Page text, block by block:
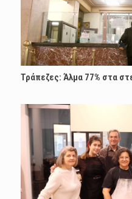
Τράπεζες: Άλμα 77% στα